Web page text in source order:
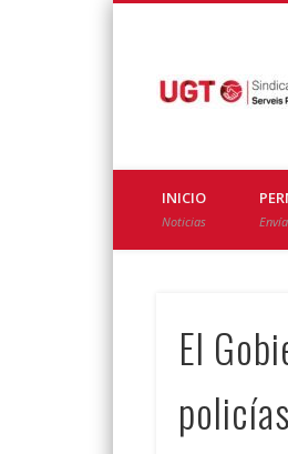
FacebookTwitter
INICIO
Noticias
El